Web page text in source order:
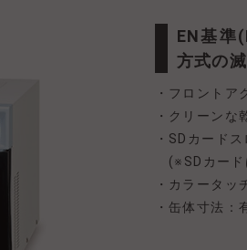
EN基準(EN13060)クラスBに準拠したプレバキューム
方式の
・フロントア
・クリーンな
・SDカード
(※SDカード
・カラータッ
・缶体寸法：